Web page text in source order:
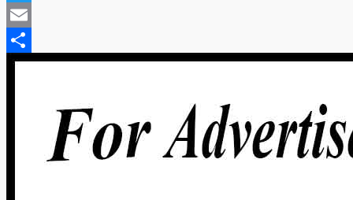
Twitter
Email
Share